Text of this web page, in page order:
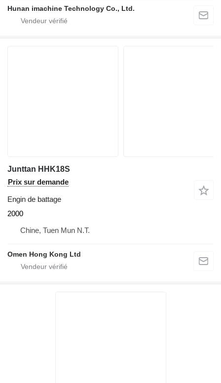
Hunan imachine Technology Co., Ltd.
Junttan HHK18S
Prix sur demande
Engin de battage
2000
Chine, Tuen Mun N.T.
Omen Hong Kong Ltd